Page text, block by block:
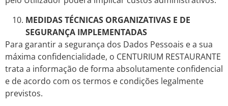
MEDIDAS TÉCNICAS ORGANIZATIVAS E DE
SEGURANÇA IMPLEMENTADAS
Para garantir a segurança dos Dados Pessoais e a sua
máxima confidencialidade, o CENTURIUM RESTAURANTE
trata a informação de forma absolutamente confidencial
e de acordo com os termos e condições legalmente
previstos.